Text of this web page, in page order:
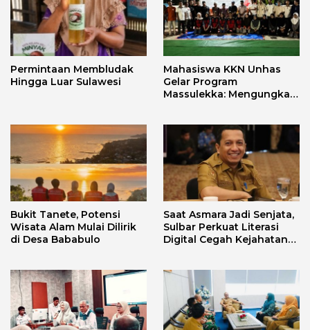
Permintaan Membludak
Hingga Luar Sulawesi
Mahasiswa KKN Unhas
Gelar Program
Massulekka: Mengungkap
Bukit Tanete, Potensi
Wisata Alam Mulai Dilirik
di Desa Bababulo
Saat Asmara Jadi Senjata,
Sulbar Perkuat Literasi
Digital Cegah Kejahatan